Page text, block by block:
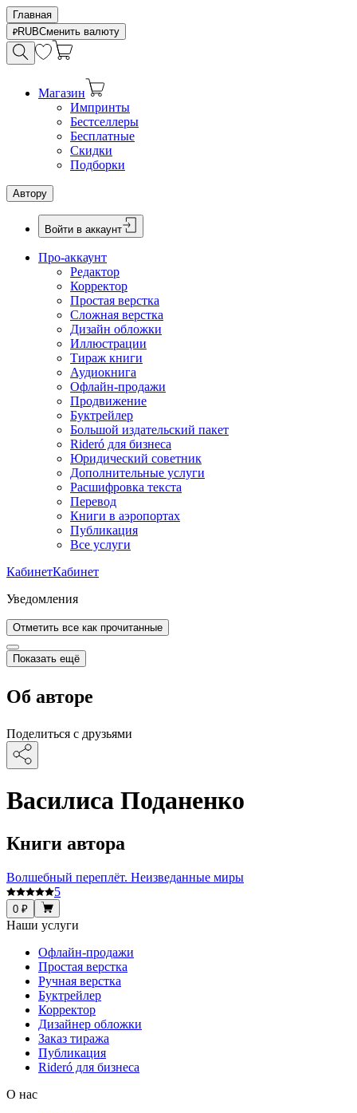
Главная
RUBСменить валюту
Магазин
Импринты
Бестселлеры
Бесплатные
Скидки
Подборки
Автору
Войти в аккаунт
Про-аккаунт
Редактор
Корректор
Простая верстка
Сложная верстка
Дизайн обложки
Иллюстрации
Тираж книги
Аудиокнига
Офлайн-продажи
Продвижение
Буктрейлер
Большой издательский пакет
Rideró для бизнеса
Юридический советник
Дополнительные услуги
Расшифровка текста
Перевод
Книги в аэропортах
Публикация
Все услуги
КабинетКабинет
Уведомления
Отметить все как прочитанные
Показать ещё
Об авторе
Поделиться с друзьями
Василиса Поданенко
Книги автора
Волшебный переплёт. Неизведанные миры
5
0 ₽
Наши услуги
Офлайн-продажи
Простая верстка
Ручная верстка
Буктрейлер
Корректор
Дизайнер обложки
Заказ тиража
Публикация
Rideró для бизнеса
О нас